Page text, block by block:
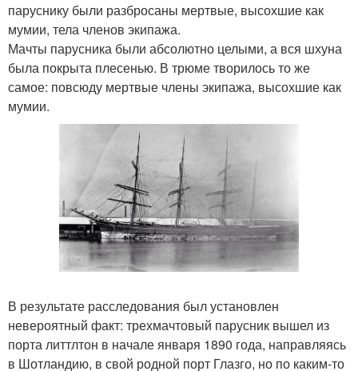
паруснику были разбросаны мертвые, высохшие как
мумии, тела членов экипажа.
Мачты парусника были абсолютно целыми, а вся шхуна
была покрыта плесенью. В трюме творилось то же
самое: повсюду мертвые члены экипажа, высохшие как
мумии.
В результате расследования был установлен
невероятный факт: трехмачтовый парусник вышел из
порта литтлтон в начале января 1890 года, направляясь
в Шотландию, в свой родной порт Глазго, но по каким-то